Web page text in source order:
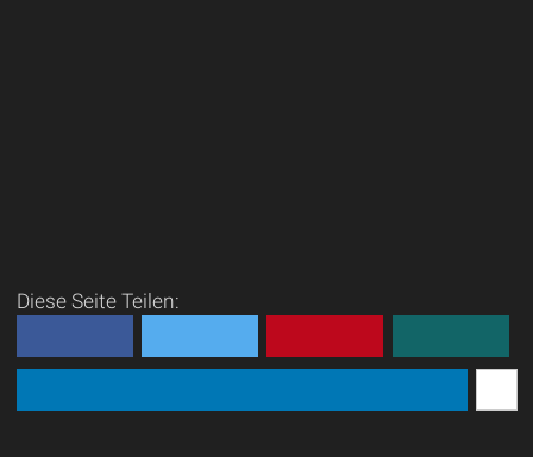
Diese Seite Teilen: